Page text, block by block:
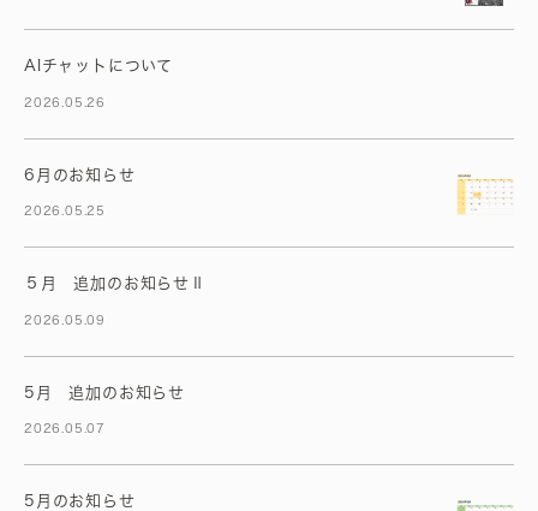
AIチャットについて
2026.05.26
6月のお知らせ
2026.05.25
５月 追加のお知らせⅡ
2026.05.09
5月 追加のお知らせ
2026.05.07
5月のお知らせ